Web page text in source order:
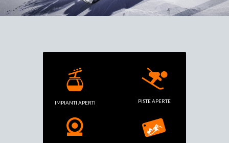
IMPIANTI APERTI PISTE APERTE